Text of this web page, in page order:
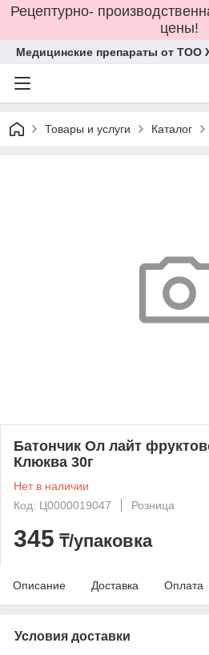
Рецептурно-
цены!
Медицинские препараты от ТОО
Товары и услуги Каталог
Батончик Ол лайт
Клюква 30г
Нет в наличии
Код: Ц0000019047
Розница
345 ₸/упаковка
Описание Доставка Оплата
Условия доставки